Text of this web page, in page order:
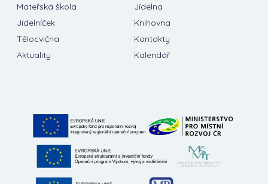
Mateřská škola
Jídelna
Jídelníček
Knihovna
Tělocvična
Kontakty
Aktuality
Kalendář